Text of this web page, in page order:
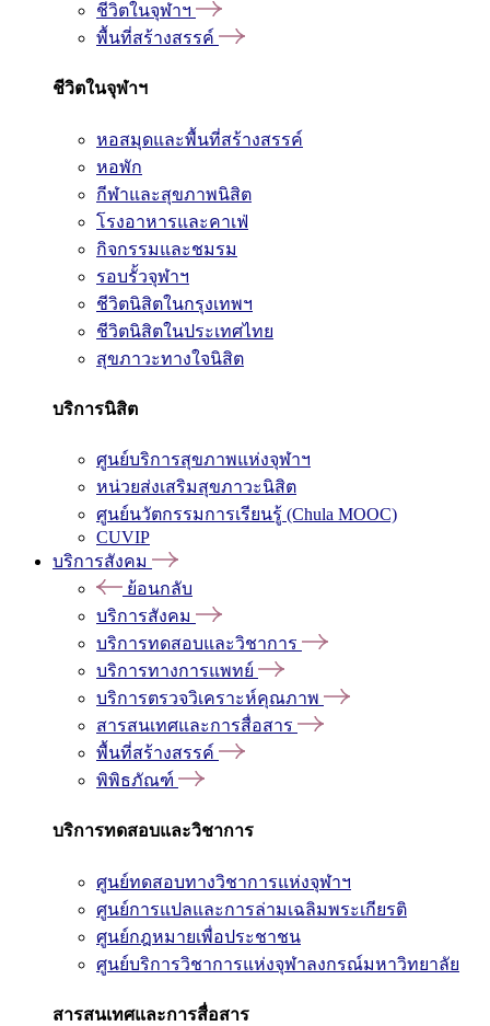
ชีวิตในจุฬาฯ
พื้นที่สร้างสรรค์
ชีวิตในจุฬาฯ
หอสมุดและพื้นที่สร้างสรรค์
หอพัก
กีฬาและสุขภาพนิสิต
โรงอาหารและคาเฟ่
กิจกรรมและชมรม
รอบรั้วจุฬาฯ
ชีวิตนิสิตในกรุงเทพฯ
ชีวิตนิสิตในประเทศไทย
สุขภาวะทางใจนิสิต
บริการนิสิต
ศูนย์บริการสุขภาพแห่งจุฬาฯ
หน่วยส่งเสริมสุขภาวะนิสิต
ศูนย์นวัตกรรมการเรียนรู้ (Chula MOOC)
CUVIP
บริการสังคม
ย้อนกลับ
บริการสังคม
บริการทดสอบและวิชาการ
บริการทางการแพทย์
บริการตรวจวิเคราะห์คุณภาพ
สารสนเทศและการสื่อสาร
พื้นที่สร้างสรรค์
พิพิธภัณฑ์
บริการทดสอบและวิชาการ
ศูนย์ทดสอบทางวิชาการแห่งจุฬาฯ
ศูนย์การแปลและการล่ามเฉลิมพระเกียรติ
ศูนย์กฎหมายเพื่อประชาชน
ศูนย์บริการวิชาการแห่งจุฬาลงกรณ์มหาวิทยาลัย
สารสนเทศและการสื่อสาร